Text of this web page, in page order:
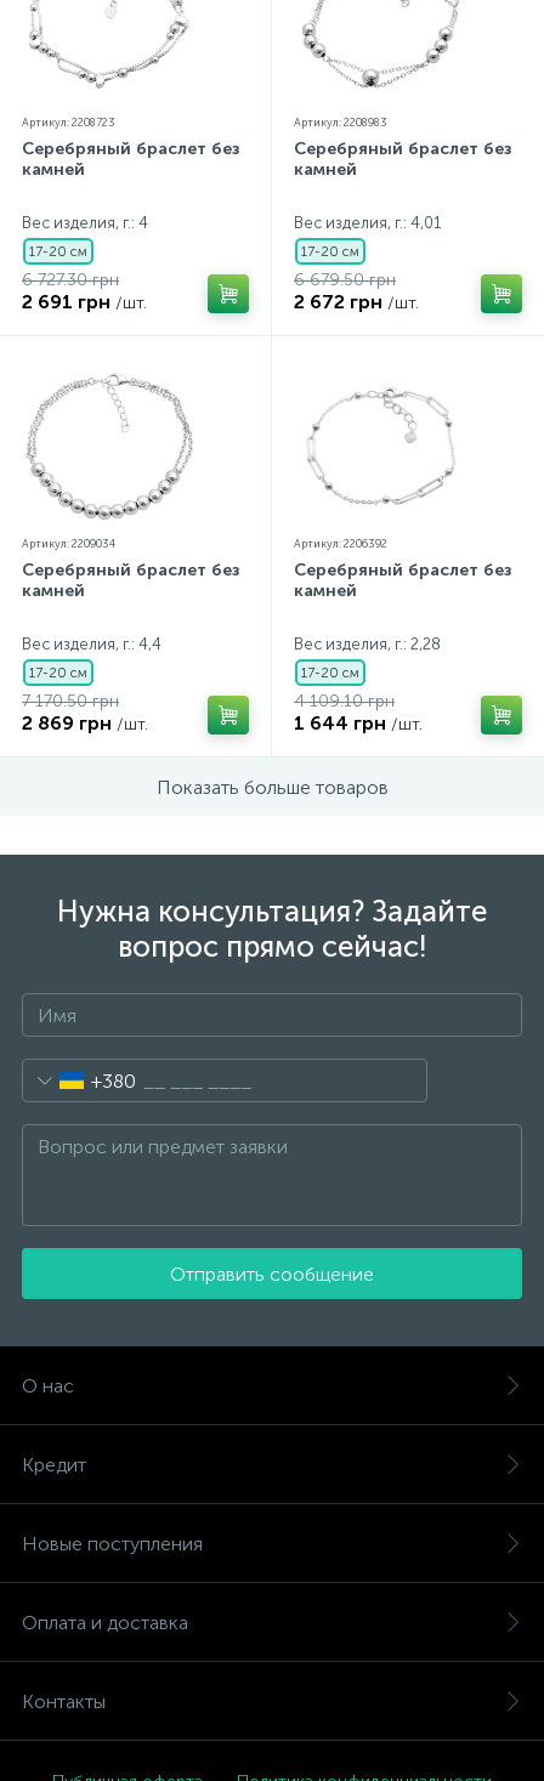
Артикул: 2208723
Серебряный браслет без
камней
Вес изделия, г.: 4
17-20 см
6 727.30 грн
2 691 грн /шт.
Артикул: 2208983
Серебряный браслет без
камней
Вес изделия, г.: 4,01
17-20 см
6 679.50 грн
2 672 грн /шт.
Артикул: 2209034
Серебряный браслет без
камней
Вес изделия, г.: 4,4
17-20 см
7 170.50 грн
2 869 грн /шт.
Артикул: 2206392
Серебряный браслет без
камней
Вес изделия, г.: 2,28
17-20 см
4 109.10 грн
1 644 грн /шт.
Показать больше товаров
Нужна консультация? Задайте
вопрос прямо сейчас!
+380
Отправить сообщение
О нас
Кредит
Новые поступления
Оплата и доставка
Контакты